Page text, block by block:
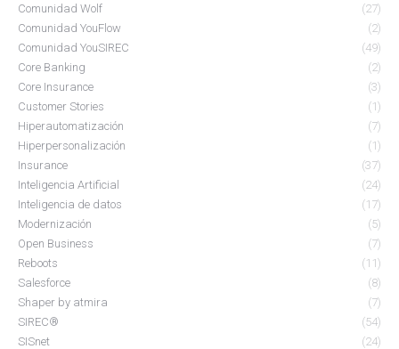
Comunidad Wolf
(27)
Comunidad YouFlow
(2)
Comunidad YouSIREC
(49)
Core Banking
(2)
Core Insurance
(3)
Customer Stories
(1)
Hiperautomatización
(7)
Hiperpersonalización
(1)
Insurance
(37)
Inteligencia Artificial
(24)
Inteligencia de datos
(17)
Modernización
(5)
Open Business
(7)
Reboots
(11)
Salesforce
(8)
Shaper by atmira
(7)
SIREC®
(54)
SISnet
(24)